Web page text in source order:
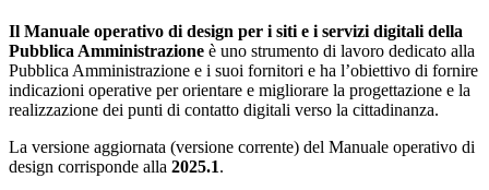
Il Manuale operativo di design per i siti e i servizi digitali della
Pubblica Amministrazione è uno strumento di lavoro dedicato alla
Pubblica Amministrazione e i suoi fornitori e ha l’obiettivo di fornire
indicazioni operative per orientare e migliorare la progettazione e la
realizzazione dei punti di contatto digitali verso la cittadinanza.
La versione aggiornata (versione corrente) del Manuale operativo di
design corrisponde alla 2025.1.